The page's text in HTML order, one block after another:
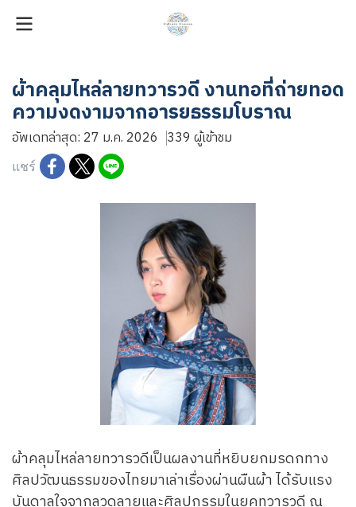
ผ้าคลุมไหล่ลายทวารวดี งานทอที่ถ่ายทอด
ความงดงามจากอารยธรรมโบราณ
อัพเดทล่าสุด: 27 ม.ค. 2026 339 ผู้เข้าชม
แชร์
ผ้าคลุมไหล่ลายทวารวดีเป็นผลงานที่หยิบยกมรดกทาง
ศิลปวัฒนธรรมของไทยมาเล่าเรื่องผ่านผืนผ้า ได้รับแรง
บันดาลใจจากลวดลายและศิลปกรรมในยุคทวารวดี ณ